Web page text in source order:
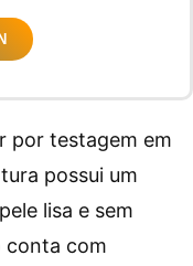
por testagem em
possui um
lisa e sem
conta com